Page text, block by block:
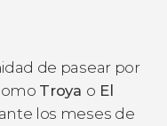
de pasear por
Troya o El
los meses de